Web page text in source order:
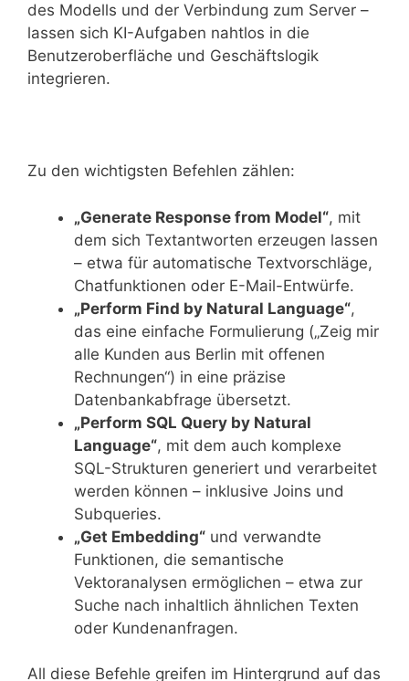
des Modells und der Verbindung zum Server –
lassen sich KI-Aufgaben nahtlos in die
Benutzeroberfläche und Geschäftslogik
integrieren.
Zu den wichtigsten Befehlen zählen:
„Generate Response from Model“, mit
dem sich Textantworten erzeugen lassen
– etwa für automatische Textvorschläge,
Chatfunktionen oder E-Mail-Entwürfe.
„Perform Find by Natural Language“,
das eine einfache Formulierung („Zeig mir
alle Kunden aus Berlin mit offenen
Rechnungen“) in eine präzise
Datenbankabfrage übersetzt.
„Perform SQL Query by Natural
Language“, mit dem auch komplexe
SQL-Strukturen generiert und verarbeitet
werden können – inklusive Joins und
Subqueries.
„Get Embedding“ und verwandte
Funktionen, die semantische
Vektoranalysen ermöglichen – etwa zur
Suche nach inhaltlich ähnlichen Texten
oder Kundenanfragen.
All diese Befehle greifen im Hintergrund auf das